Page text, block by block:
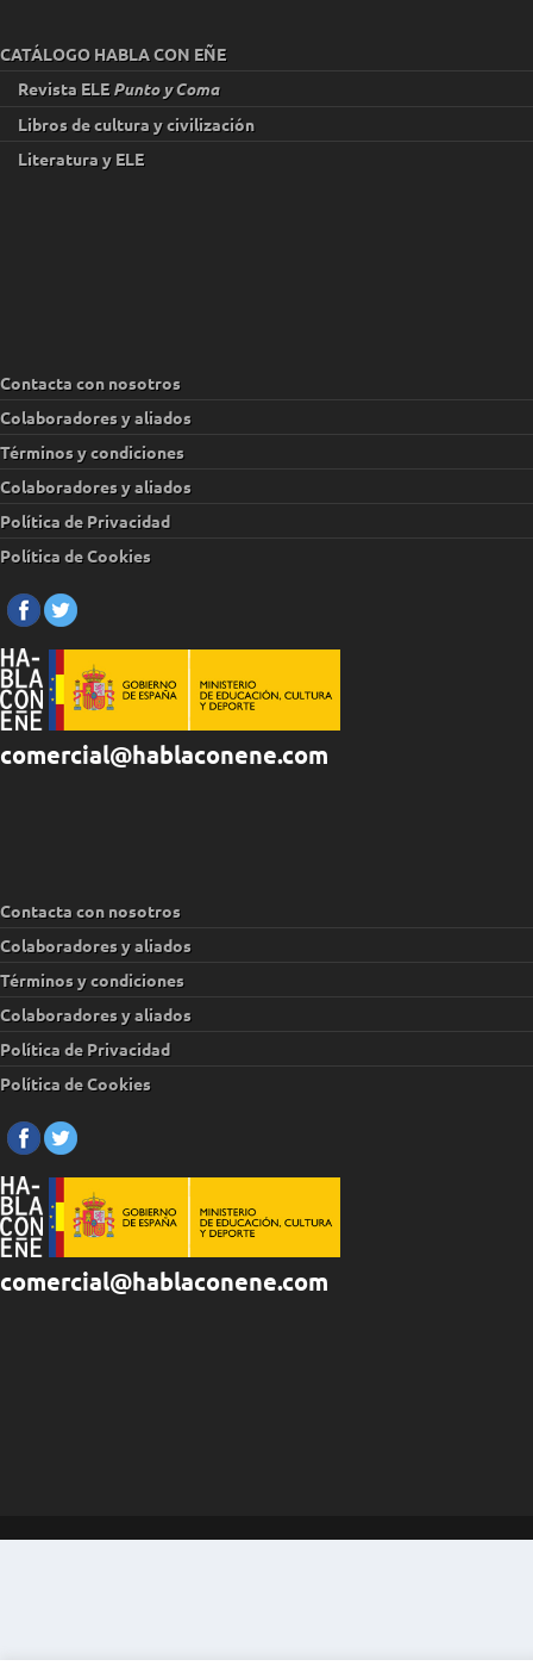
CATÁLOGO HABLA CON EÑE
Revista ELEPunto y Coma
Libros de cultura y civilización
Literatura y ELE
Contacta con nosotros
Colaboradores y aliados
Términos y condiciones
Colaboradores y aliados
Política de Privacidad
Política de Cookies
comercial@hablaconene.com
Contacta con nosotros
Colaboradores y aliados
Términos y condiciones
Colaboradores y aliados
Política de Privacidad
Política de Cookies
comercial@hablaconene.com